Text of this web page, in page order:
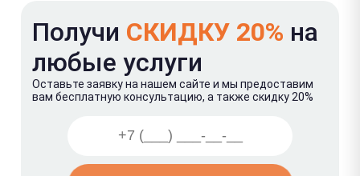
Получи СКИДКУ 20% на
любые услуги
Оставьте заявку на нашем сайте и мы предоставим
вам бесплатную консультацию, а также скидку 20%